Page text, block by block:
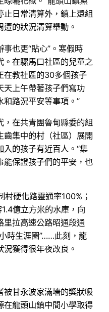
日常清算外，鎮上還組
的狀況清算舉動。
也更“貼心”。寒假時
在騾馬口社區的兒童之
在教社區的30多個孩子
天上午帶著孩子們寫功
路況平安等事項。”
，在共青團魯甸縣委的組
齒集中的村（社區）展開
的孩子有近百人。“集
能保證孩子們的平安，也
硬化路靈通率100%；
億立方米的水庫，向
里拉高速公路昭通段通
時生涯圈”……此刻，龍
獲得很年夜改良。
被甘永波家滿墻的獎狀吸
在龍頭山鎮中間小學取得